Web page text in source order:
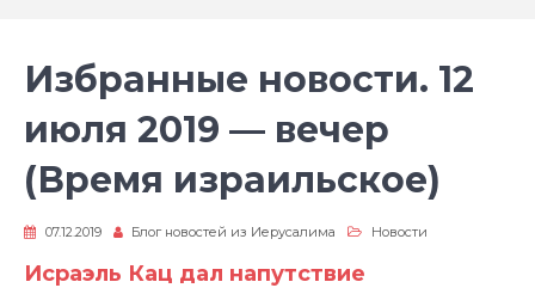
Избранные новости. 12
июля 2019 — вечер
(Время израильское)
07.12.2019 Блог новостей из Иерусалима Новости
Исраэль Кац дал напутствие